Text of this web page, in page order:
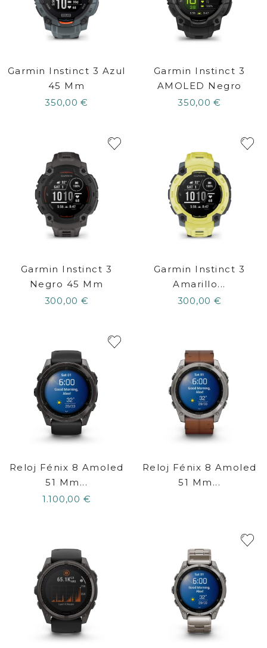
Garmin Instinct 3 Azul
45 Mm
350,00 €
Garmin Instinct 3
AMOLED Negro
350,00 €
Garmin Instinct 3
Negro 45 Mm
300,00 €
Garmin Instinct 3
Amarillo...
300,00 €
Reloj Fénix 8 Amoled
51 Mm...
1.100,00 €
Reloj Fénix 8 Amoled
51 Mm...